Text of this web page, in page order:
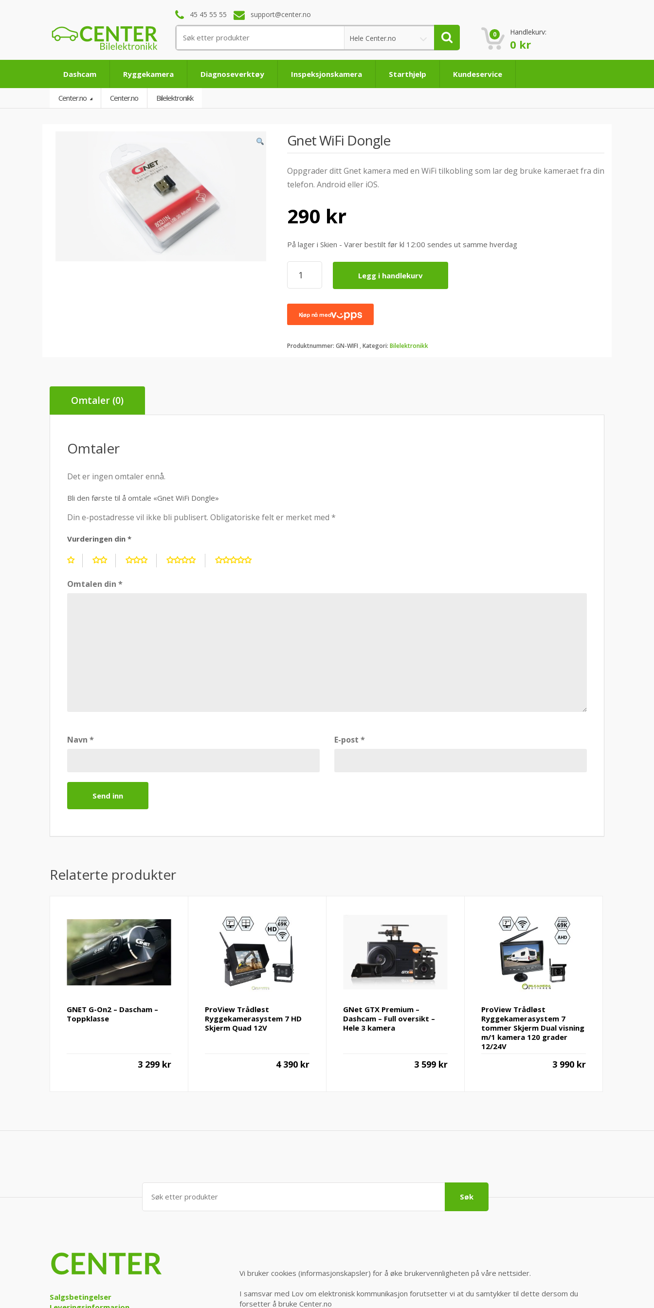
45 45 55 55 support@center.no
etter:
Hele Center.no 0 Handlekurv:
0 kr
Dashcam Ryggekamera Diagnoseverktøy Inspeksjonskamera Starthjelp Kundeservice
Center.no Center.no Bilelektronikk
Gnet WiFi Dongle
Oppgrader ditt Gnet kamera med en WiFi tilkobling som lar deg bruke kameraet fra din
telefon. Android eller iOS.
290 kr
På lager i Skien - Varer bestilt før kl 12:00 sendes ut samme hverdag
Gnet
WiFi
Dongle
Legg i handlekurv
Produktnummer: GN-WIFI Kategori: Bilelektronikk
Omtaler (0)
Omtaler
Det er ingen omtaler ennå.
Bli den første til å omtale «Gnet WiFi Dongle»
Din e-postadresse vil ikke bli publisert. Obligatoriske felt er merket med *
Vurderingen din *
Omtalen din *
Navn * E-post *
Relaterte produkter
GNET G-On2 – Dascham –
Toppklasse
3 299 kr
ProView Trådløst
Ryggekamerasystem 7 HD
Skjerm Quad 12V
4 390 kr
GNet GTX Premium –
Dashcam – Full oversikt –
Hele 3 kamera
3 599 kr
ProView Trådløst
Ryggekamerasystem 7
tommer Skjerm Dual visning
m/1 kamera 120 grader
12/24V
3 990 kr
Søk
etter:
Søk
Salgsbetingelser
Vi bruker cookies (informasjonskapsler) for å øke brukervennligheten på våre nettsider.
I samsvar med Lov om elektronisk kommunikasjon forutsetter vi at du samtykker til dette dersom du
forsetter å bruke Center.no